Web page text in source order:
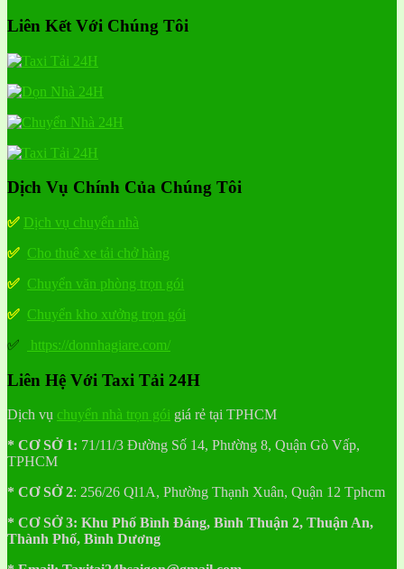
Liên Kết Với Chúng Tôi
Dịch Vụ Chính Của Chúng Tôi
✅ Dịch vụ chuyển nhà
✅ Cho thuê xe tải chở hàng
✅ Chuyển văn phòng trọn gói
✅ Chuyển kho xưởng trọn gói
✅
https://donnhagiare.com/
Liên Hệ Với Taxi Tải 24H
Dịch vụ chuyển nhà trọn gói giá rẻ tại TPHCM
* CƠ SỞ 1: 71/11/3 Đường Số 14, Phường 8, Quận Gò Vấp,
TPHCM
* CƠ SỞ 2: 256/26 Ql1A, Phường Thạnh Xuân, Quận 12 Tphcm
* CƠ SỞ 3: Khu Phố Bình Đáng, Bình Thuận 2, Thuận An,
Thành Phố, Bình Dương